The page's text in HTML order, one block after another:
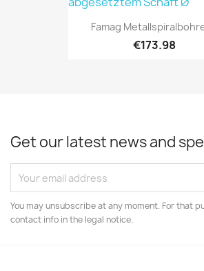
Famag
€173.98
Get our latest news and
You may unsubscribe at any moment. For that
contact info in the legal notice.